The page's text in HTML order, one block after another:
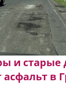
и
асфальт в